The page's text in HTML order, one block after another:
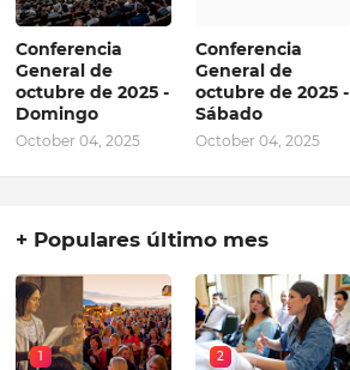
Conferencia
General de
octubre de 2025 -
Domingo
October 04, 2025
Conferencia
General de
octubre de 2025 -
Sábado
October 04, 2025
+ Populares último mes
1 2